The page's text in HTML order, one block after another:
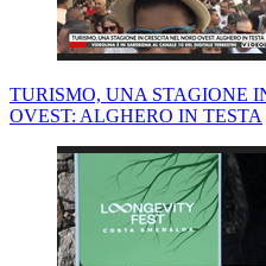
TURISMO, UNA STAGIONE
OVEST: ALGHERO IN TESTA